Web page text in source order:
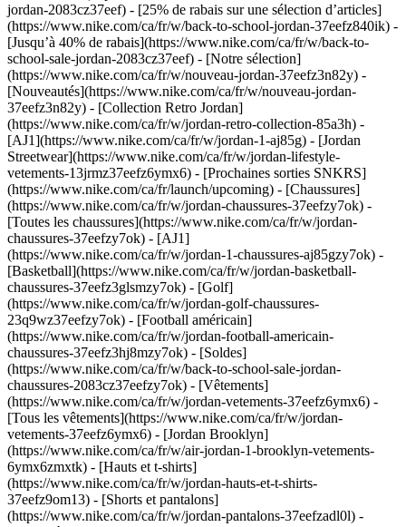
jordan-2083cz37eef) - [25% de rabais sur une sélection d’articles]
(https://www.nike.com/ca/fr/w/back-to-school-jordan-37eefz840ik) -
[Jusqu’à 40% de rabais](https://www.nike.com/ca/fr/w/back-to-
school-sale-jordan-2083cz37eef) - [Notre sélection]
(https://www.nike.com/ca/fr/w/nouveau-jordan-37eefz3n82y) -
[Nouveautés](https://www.nike.com/ca/fr/w/nouveau-jordan-
37eefz3n82y) - [Collection Retro Jordan]
(https://www.nike.com/ca/fr/w/jordan-retro-collection-85a3h) -
[AJ1](https://www.nike.com/ca/fr/w/jordan-1-aj85g) - [Jordan
Streetwear](https://www.nike.com/ca/fr/w/jordan-lifestyle-
vetements-13jrmz37eefz6ymx6) - [Prochaines sorties SNKRS]
(https://www.nike.com/ca/fr/launch/upcoming) - [Chaussures]
(https://www.nike.com/ca/fr/w/jordan-chaussures-37eefzy7ok) -
[Toutes les chaussures](https://www.nike.com/ca/fr/w/jordan-
chaussures-37eefzy7ok) - [AJ1]
(https://www.nike.com/ca/fr/w/jordan-1-chaussures-aj85gzy7ok) -
[Basketball](https://www.nike.com/ca/fr/w/jordan-basketball-
chaussures-37eefz3glsmzy7ok) - [Golf]
(https://www.nike.com/ca/fr/w/jordan-golf-chaussures-
23q9wz37eefzy7ok) - [Football américain]
(https://www.nike.com/ca/fr/w/jordan-football-americain-
chaussures-37eefz3hj8mzy7ok) - [Soldes]
(https://www.nike.com/ca/fr/w/back-to-school-sale-jordan-
chaussures-2083cz37eefzy7ok) - [Vêtements]
(https://www.nike.com/ca/fr/w/jordan-vetements-37eefz6ymx6) -
[Tous les vêtements](https://www.nike.com/ca/fr/w/jordan-
vetements-37eefz6ymx6) - [Jordan Brooklyn]
(https://www.nike.com/ca/fr/w/air-jordan-1-brooklyn-vetements-
6ymx6zmxtk) - [Hauts et t-shirts]
(https://www.nike.com/ca/fr/w/jordan-hauts-et-t-shirts-
37eefz9om13) - [Shorts et pantalons]
(https://www.nike.com/ca/fr/w/jordan-pantalons-37eefzadl0l) -